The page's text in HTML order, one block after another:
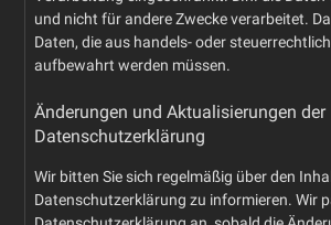
und nicht für andere Zwecke verarbeitet.
Daten, die aus handels- oder
aufbewahrt werden müssen.
Änderungen und Aktualisierungen der
Datenschutzerklärung
Wir bitten Sie sich regelmäßig über den
Datenschutzerklärung zu informieren. Wir